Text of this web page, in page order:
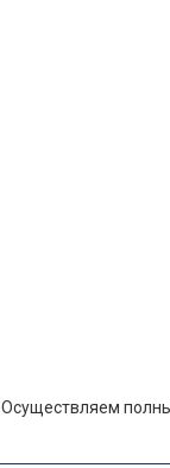
Осуществляем